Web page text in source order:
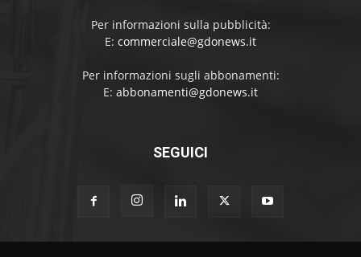
Per informazioni sulla pubblicità:
E: commerciale@gdonews.it
Per informazioni sugli abbonamenti:
E: abbonamenti@gdonews.it
SEGUICI